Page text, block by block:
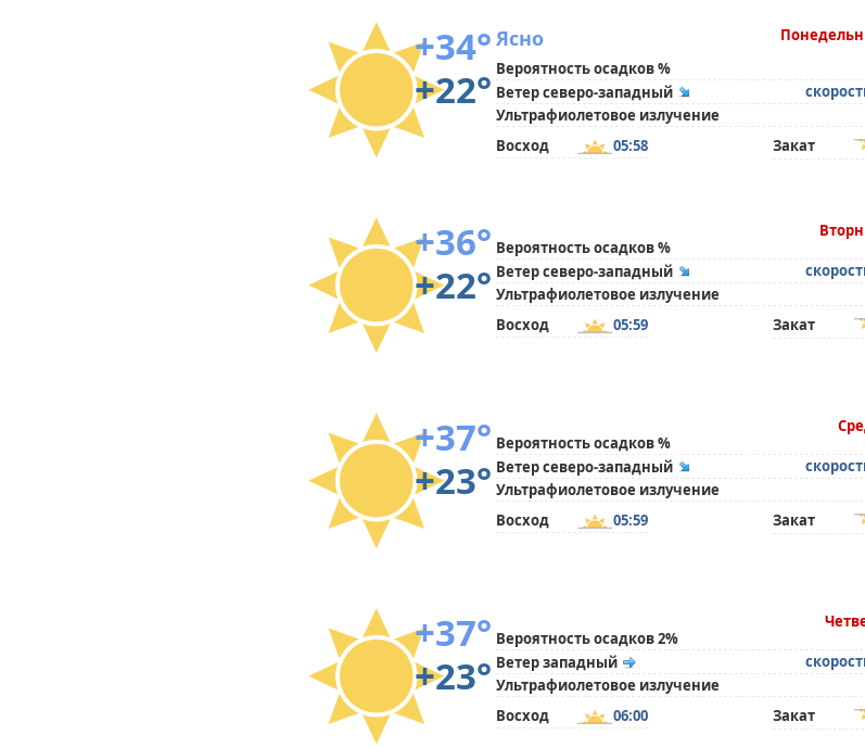
+34°
+22°
Ясно
Вероятность осадков %
Ветер северо-западный
Ультрафиолетовое излучение
Восход
05:58 Закат
+36°
+22°
Вероятность осадков %
Ветер северо-западный
Ультрафиолетовое излучение
Восход
05:59 Закат
+37°
+23°
Вероятность осадков %
Ветер северо-западный
Ультрафиолетовое излучение
Восход
05:59 Закат
+37°
+23°
Вероятность осадков 2%
Ветер западный
Ультрафиолетовое излучение
Восход
06:00 Закат